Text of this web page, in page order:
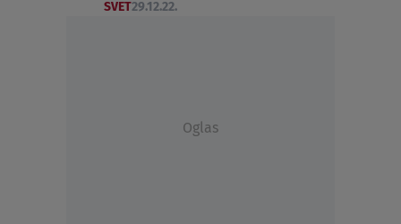
SVET29.12.22.
Oglas